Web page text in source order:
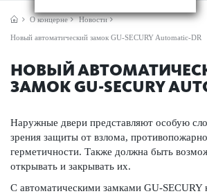
О концерне Новости
Новый автоматический замок GU-SECURY Automatic-DR
НОВЫЙ
ЗАМОК GU-SECURY
Наружные двери представляют особую
зрения защиты от взлома,
герметичности. Также должна быть
открывать и закрывать их.
С автоматическими замками GU-SECURY